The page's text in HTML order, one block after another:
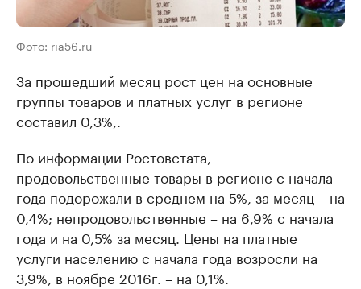
Фото: ria56.ru
За прошедший месяц рост цен на основные
группы товаров и платных услуг в регионе
составил 0,3%,.
По информации Ростовстата,
продовольственные товары в регионе с начала
года подорожали в среднем на 5%, за месяц – на
0,4%; непродовольственные – на 6,9% с начала
года и на 0,5% за месяц. Цены на платные
услуги населению с начала года возросли на
3,9%, в ноябре 2016г. – на 0,1%.